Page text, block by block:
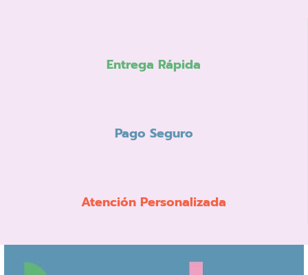
Entrega Rápida
Pago Seguro
Atención Personalizada